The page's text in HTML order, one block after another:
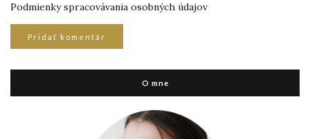
Podmienky spracovávania osobných údajov
O mne